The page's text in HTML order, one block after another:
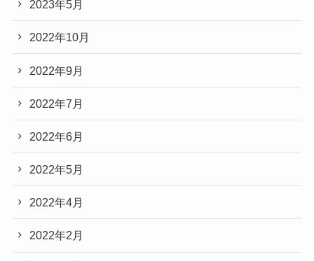
2023年5月
2022年10月
2022年9月
2022年7月
2022年6月
2022年5月
2022年4月
2022年2月